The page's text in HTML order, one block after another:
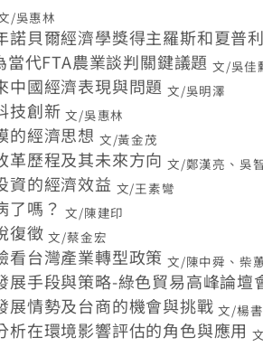
/吳惠林
諾貝爾經濟學獎得主羅斯和夏普
當代FTA農業談判關鍵議題文/吳佳
中國經濟表現與問題 文/吳明澤
技創新文/吳惠林
的經濟思想 文/黃金茂
革歷程及其未來方向 文/鄭漢亮、吳
資的經濟效益 文/王素彎
了嗎？文/陳建印
復徵文/蔡金宏
看台灣產業轉型政策 文/陳中舜、柴
展手段與策略-綠色貿易高峰論壇
展情勢及台商的機會與挑戰文/楊
析在環境影響評估的角色與應用